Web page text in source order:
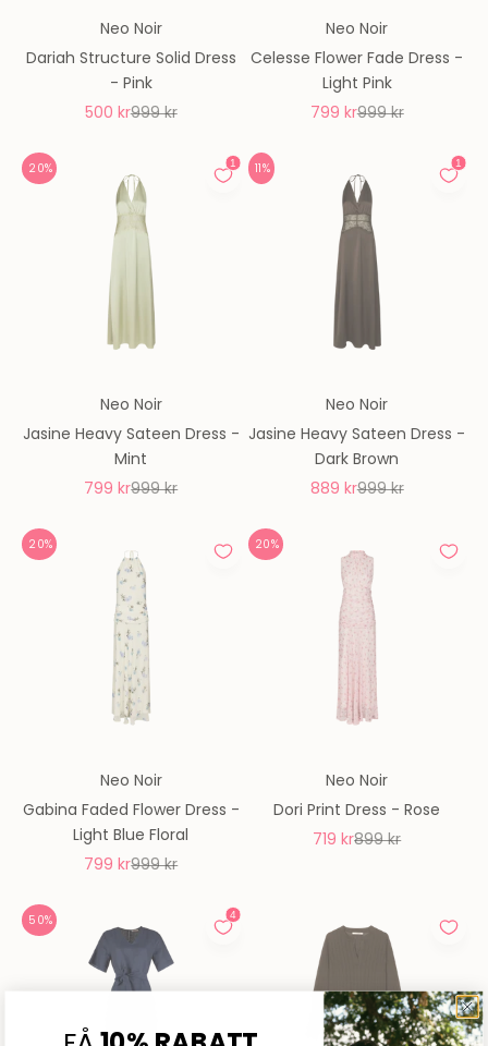
Neo Noir
Dariah Structure Solid Dress
- Pink
REA-pris
500 krPris
999 kr
Neo Noir
Celesse Flower Fade Dress -
Light Pink
REA-pris
799 krPris
999 kr
20%
Neo Noir
Jasine Heavy Sateen Dress -
Mint
REA-pris
799 krPris
999 kr
11%
Neo Noir
Jasine Heavy Sateen Dress -
Dark Brown
REA-pris
889 krPris
999 kr
20%
Neo Noir
Gabina Faded Flower Dress -
Light Blue Floral
REA-pris
799 krPris
999 kr
20%
Neo Noir
Dori Print Dress - Rose
REA-pris
719 krPris
899 kr
50%